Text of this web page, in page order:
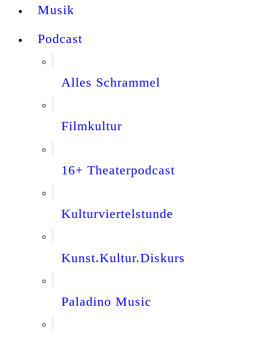
Musik
Podcast
Alles Schrammel
Filmkultur
16+ Theaterpodcast
Kulturviertelstunde
Kunst.Kultur.Diskurs
Paladino Music